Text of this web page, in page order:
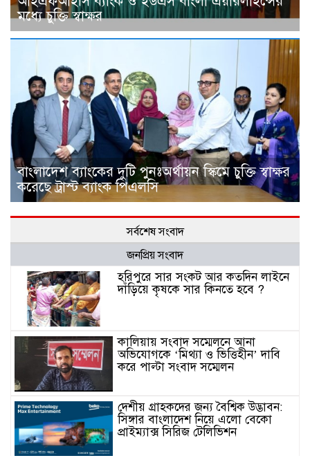
মধ্যে চুক্তি স্বাক্ষর
বাংলাদেশ ব্যাংকের দুটি পুনঃঅর্থায়ন স্কিমে চুক্তি স্বাক্ষর
করেছে ট্রাস্ট ব্যাংক পিএলসি
সর্বশেষ সংবাদ
জনপ্রিয় সংবাদ
হরিপুরে সার সংকট আর কতদিন লাইনে
দাঁড়িয়ে কৃষকে সার কিনতে হবে ?
কালিয়ায় সংবাদ সম্মেলনে আনা
অভিযোগকে ‘মিথ্যা ও ভিত্তিহীন’ দাবি
করে পাল্টা সংবাদ সম্মেলন
দেশীয় গ্রাহকদের জন্য বৈশ্বিক উদ্ভাবন:
সিঙ্গার বাংলাদেশ নিয়ে এলো বেকো
প্রাইম্যাক্স সিরিজ টেলিভিশন